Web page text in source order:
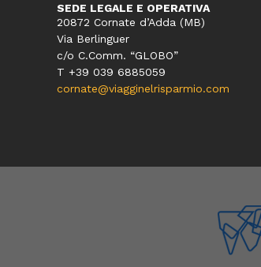
SEDE LEGALE E OPERATIVA
20872 Cornate d’Adda (MB)
Via Berlinguer
c/o C.Comm. “GLOBO”
T +39 039 6885059
cornate@viagginelrisparmio.com